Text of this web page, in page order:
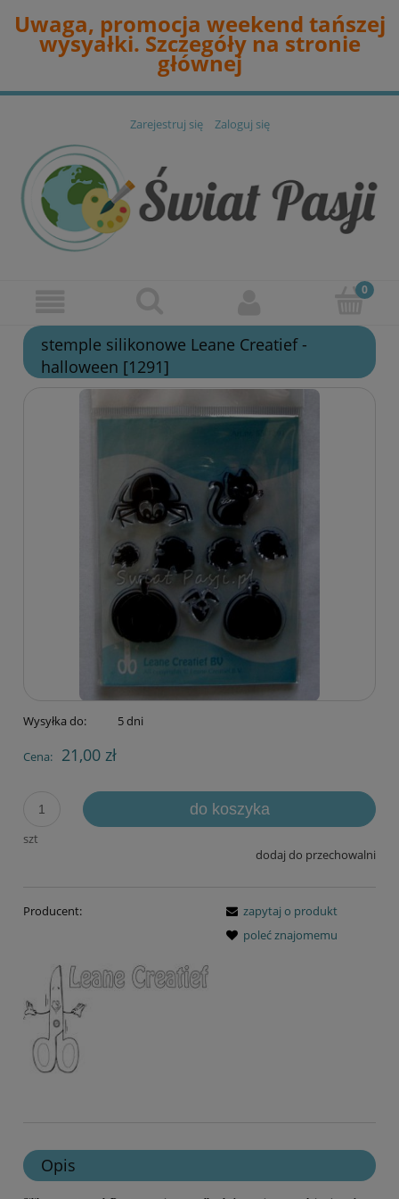
Uwaga, promocja weekend tańszej
wysyałki. Szczegóły na stronie
głównej
Zarejestruj się Zaloguj się
stemple silikonowe Leane Creatief -
halloween [1291]
Wysyłka do: 5 dni
Cena: 21,00 zł
szt
do koszyka
dodaj do przechowalni
Producent:
zapytaj o produkt
poleć znajomemu
Opis